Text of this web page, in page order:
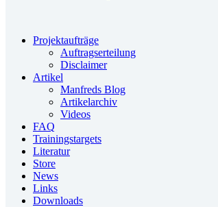
Projektaufträge
Auftragserteilung
Disclaimer
Artikel
Manfreds Blog
Artikelarchiv
Videos
FAQ
Trainingstargets
Literatur
Store
News
Links
Downloads